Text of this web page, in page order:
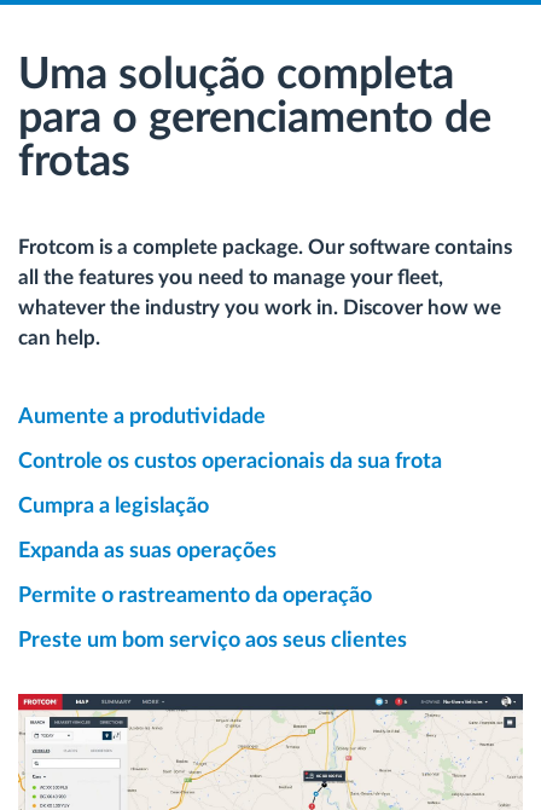
Uma solução completa
para o gerenciamento de
frotas
Frotcom is a complete package. Our software contains
all the features you need to manage your fleet,
whatever the industry you work in. Discover how we
can help.
Aumente a produtividade
Controle os custos operacionais da sua frota
Cumpra a legislação
Expanda as suas operações
Permite o rastreamento da operação
Preste um bom serviço aos seus clientes